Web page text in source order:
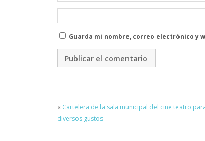
Guarda mi nombre, correo electrónico y
« Cartelera de la sala municipal del cine teatro
diversos gustos